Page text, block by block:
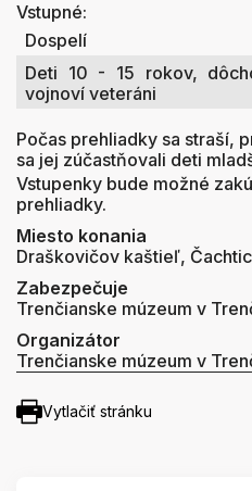
Vstupné:
Dospelí
Deti 10 - 15 rokov,
vojnoví veteráni
Počas prehliadky sa straší,
sa jej zúčastňovali deti
Vstupenky bude možné
prehliadky.
Miesto konania
Draškovičov kaštieľ,
Zabezpečuje
Trenčianske múzeum v
Organizátor
Trenčianske múzeum v
Vytlačiť stránku